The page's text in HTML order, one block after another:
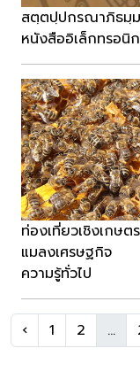
สตฺตปฺปกรณาภิธมฺ
หนังสืออิเล็กทรอนิ
ท่องเที่ยวเชิงเกษ
แมลงเศรษฐกิจ
ความรู้ทั่วไป
‹ 1 2 ...